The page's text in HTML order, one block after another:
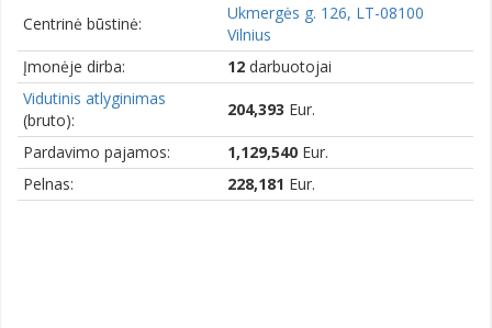
Centrinė būstinė:
Ukmergės g. 126, LT-08100
Vilnius
Įmonėje dirba:
12 darbuotojai
Vidutinis atlyginimas
(bruto):
204,393 Eur.
Pardavimo pajamos: 1,129,540 Eur.
Pelnas:
228,181 Eur.